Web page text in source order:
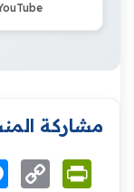
مشاركة
Messenger
Copy
Link